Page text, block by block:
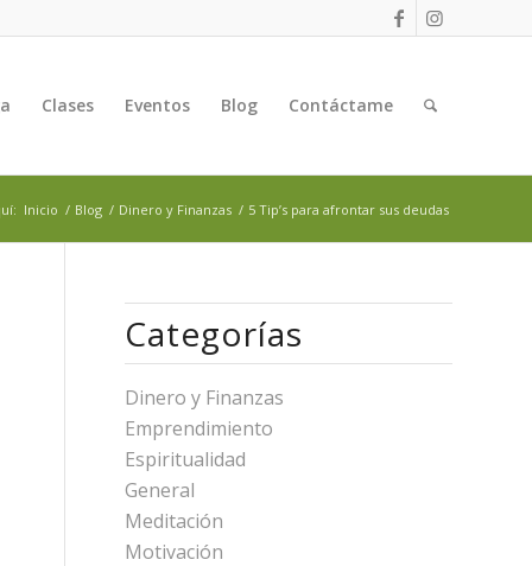
Clases Eventos Blog Contáctame
Inicio / Blog / Dinero y Finanzas / 5 Tip’s para afrontar sus deudas
Categorías
Dinero y Finanzas
Emprendimiento
Espiritualidad
General
Meditación
Motivación